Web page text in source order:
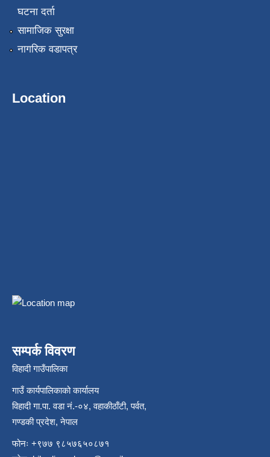
घटना दर्ता
सामाजिक सुरक्षा
नागरिक वडापत्र
Location
सम्पर्क विवरण
विहादी गाउँपालिका
गाउँ कार्यपालिकाको कार्यालय
विहादी गा.पा. वडा नं.-०४, वहाकीठाँटी, पर्वत,
गण्डकी प्रदेश, नेपाल
फोनः +९७७ ९८५७६५०८७१